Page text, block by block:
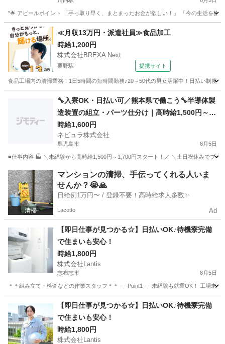
"🌟 アピールポイント 「手っ取り早く、まとまったお金が欲しい！」 「今の生活を抜
鹿児島 鹿児島市 川内駅 工場 時給
≪月収13万円・派遣社員≫食品加工
時給1,200円
株式会社BREXA Next
栗野駅 提携サイト
食品工場内の清掃業務！1日5時間の短時間勤務♪20～50代の男女活躍中！日払い制度
栗野駅 その他
🔧入寮OK・日払い可／熊本県で働こう🔧半導体製
造装置の組立・パーツ仕分け｜高時給1,500円～1,
700円｜日払いOK｜土日祝休み｜熊本県菊池市
【139985】
時給1,600円
ネビュラ株式会社
鹿児島市 8月5日
■仕事内容 🏭 ＼未経験から高時給1,500円～1,700円スタート！／ ＼土日祝休みでプ
鹿児島 鹿児島市 軽作業 オンライン
マンションの清掃、手伝ってくれる人いま
せんか？😭🙏
日給例1万円〜 / 登録不要！高時給求人多数✨
Lacotto Ad
【即日仕事が見つかる☆】日払いOK♪待機寮完備
で住まいも安心！
時給1,800円
株式会社Lantis
志布志市 8月5日
＊＊組み立て・検査などの作業スタッフ＊＊ --- Point1 --- 未経験も就業OK！ 工場未
志布志市 工場 スタッフ
【即日仕事が見つかる☆】日払いOK♪待機寮完備
で住まいも安心！
時給1,800円
株式会社Lantis